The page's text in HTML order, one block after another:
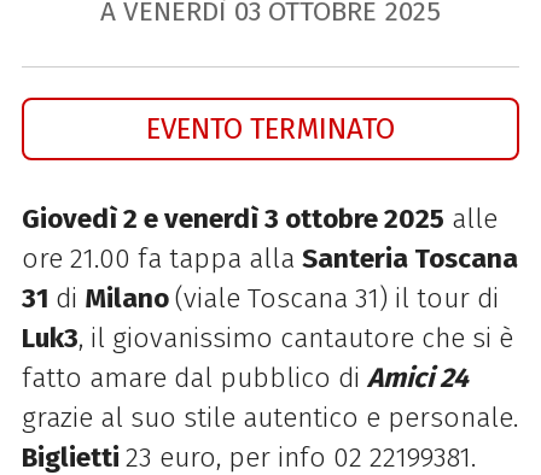
A VENERDÌ 03 OTTOBRE 2025
EVENTO TERMINATO
Giovedì 2 e venerdì 3 ottobre 2025 alle
ore 21.00 fa tappa alla Santeria Toscana
31 di Milano(viale Toscana 31) il tour di
Luk3, il giovanissimo cantautore che si è
fatto amare dal pubblico di Amici 24
grazie al suo stile autentico e personale.
Biglietti 23 euro, per info 02 22199381.